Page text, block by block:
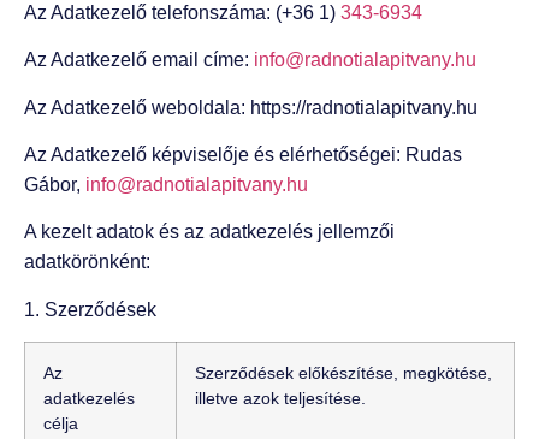
Az Adatkezelő telefonszáma: (+36 1) 343-6934
Az Adatkezelő email címe: info@radnotialapitvany.hu
Az Adatkezelő weboldala: https://radnotialapitvany.hu
Az Adatkezelő képviselője és elérhetőségei: Rudas
Gábor, info@radnotialapitvany.hu
A kezelt adatok és az adatkezelés jellemzői
adatkörönként:
1. Szerződések
Az
adatkezelés
célja
Szerződések előkészítése, megkötése,
illetve azok teljesítése.